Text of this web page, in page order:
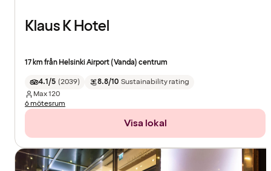
Klaus K Hotel
17 km från Helsinki Airport (Vanda) centrum
4.1/5 (2039) 8.8/10 Sustainability rating
Max120
6 mötesrum
Visa lokal